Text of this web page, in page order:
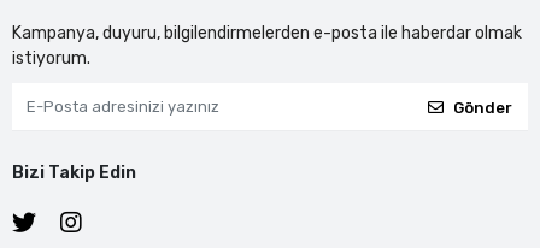
Kampanya, duyuru, bilgilendirmelerden e-posta ile haberdar olmak
istiyorum.
Gönder
Bizi Takip Edin